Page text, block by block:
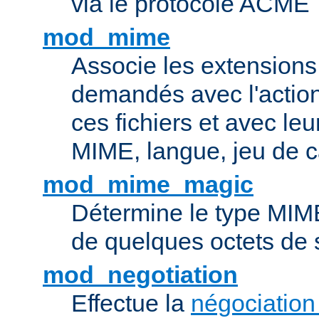
mod_mime
Associe les
demandés avec
ces fichiers et avec
MIME, langue, jeu de
mod_mime_magic
Détermine le type
de quelques octets de
mod_negotiation
Effectue la